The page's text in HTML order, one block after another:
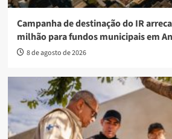
Campanha de destinação do IR
milhão para fundos municipais em
8 de agosto de 2026